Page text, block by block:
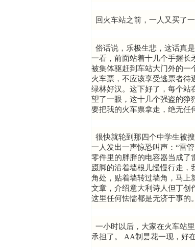
回火车站之前，一人又买了
俗话说，乐极生悲，这话真
一看，前面站着十几个手握长
被集体驱赶到车站大门外的一
火车票，不应该享受逃票者待
绿林好汉。这下好了，每个站
望了一眼，这十几个强盗的狰
要把我的火车票拿走，绝无任
很快就轮到那四个中学生被
一人发出一声惊恐叫声：“雷
零件里的胖胖的电容器当成了
蹑脚的沿着墙根儿慢慢行走，
角处，贴着墙转过墙角，马上
文章，介绍意大利诗人但丁创
这里任何怯懦都是无济于事的
一小时以后，大家在火车站
承担了。 AA制昙花一现，好